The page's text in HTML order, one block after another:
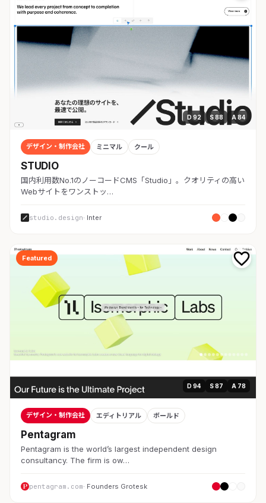
D 92 S 88 A 84
デザイン・制作会社 ミニマル クール
STUDIO
国内利用数No.1のノーコードCMS「Studio」。クオリティの高い
Webサイトをワンストッ…
studio.design· Inter
Featured
D 94 S 87 A 78
デザイン・制作会社 エディトリアル ボールド
Pentagram
Pentagram is the world’s largest independent design
consultancy. The firm is ow…
pentagram.com· Founders Grotesk